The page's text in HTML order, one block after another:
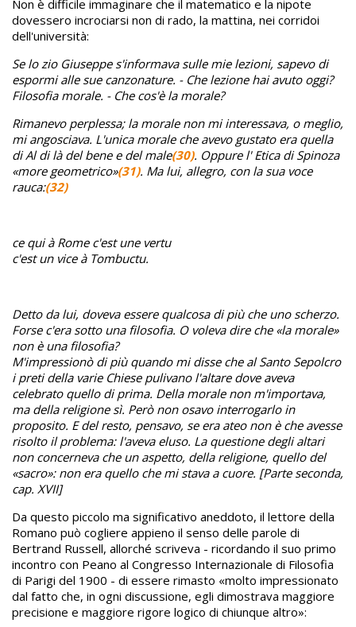
Non è difficile immaginare che il matematico e la nipote
dovessero incrociarsi non di rado, la mattina, nei corridoi
dell'università:
Se lo zio Giuseppe s'informava sulle mie lezioni, sapevo di
espormi alle sue canzonature. - Che lezione hai avuto oggi?
Filosofia morale. - Che cos'è la morale?
Rimanevo perplessa; la morale non mi interessava, o meglio,
mi angosciava. L'unica morale che avevo gustato era quella
di Al di là del bene e del male(30). Oppure l' Etica di Spinoza
«more geometrico»(31). Ma lui, allegro, con la sua voce
rauca:(32)
ce qui à Rome c'est une vertu
c'est un vice à Tombuctu.
Detto da lui, doveva essere qualcosa di più che uno scherzo.
Forse c'era sotto una filosofia. O voleva dire che «la morale»
non è una filosofia?
M'impressionò di più quando mi disse che al Santo Sepolcro
i preti della varie Chiese pulivano l'altare dove aveva
celebrato quello di prima. Della morale non m'importava,
ma della religione sì. Però non osavo interrogarlo in
proposito. E del resto, pensavo, se era ateo non è che avesse
risolto il problema: l'aveva eluso. La questione degli altari
non concerneva che un aspetto, della religione, quello del
«sacro»: non era quello che mi stava a cuore. [Parte seconda,
cap. XVII]
Da questo piccolo ma significativo aneddoto, il lettore della
Romano può cogliere appieno il senso delle parole di
Bertrand Russell, allorché scriveva - ricordando il suo primo
incontro con Peano al Congresso Internazionale di Filosofia
di Parigi del 1900 - di essere rimasto «molto impressionato
dal fatto che, in ogni discussione, egli dimostrava maggiore
precisione e maggiore rigore logico di chiunque altro»: